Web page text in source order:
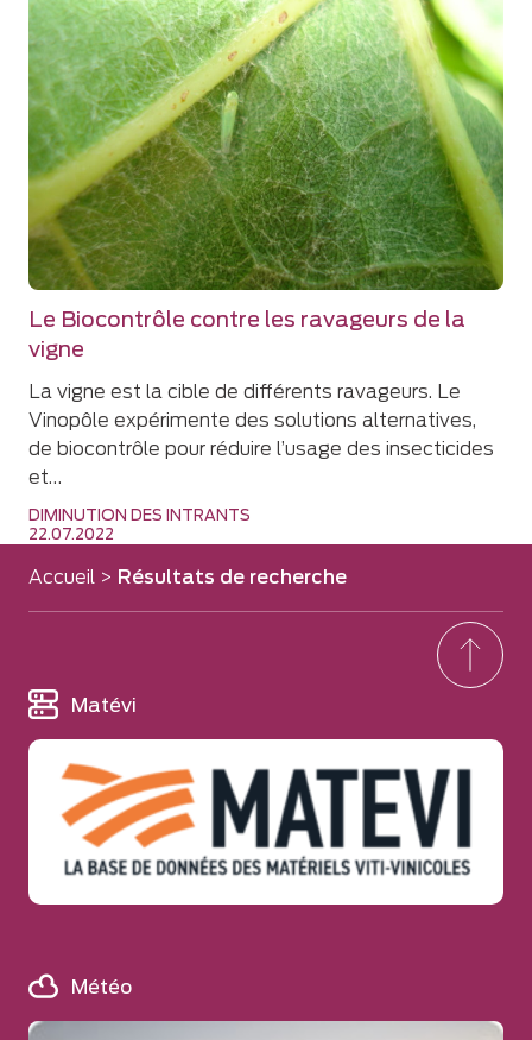
Le Biocontrôle contre les ravageurs de la
vigne
DIMINUTION DES INTRANTS
22.07.2022
La vigne est la cible de différents ravageurs. Le
Vinopôle expérimente des solutions alternatives,
de biocontrôle pour réduire l’usage des insecticides
et…
Accueil > Résultats de recherche
Matévi
Météo